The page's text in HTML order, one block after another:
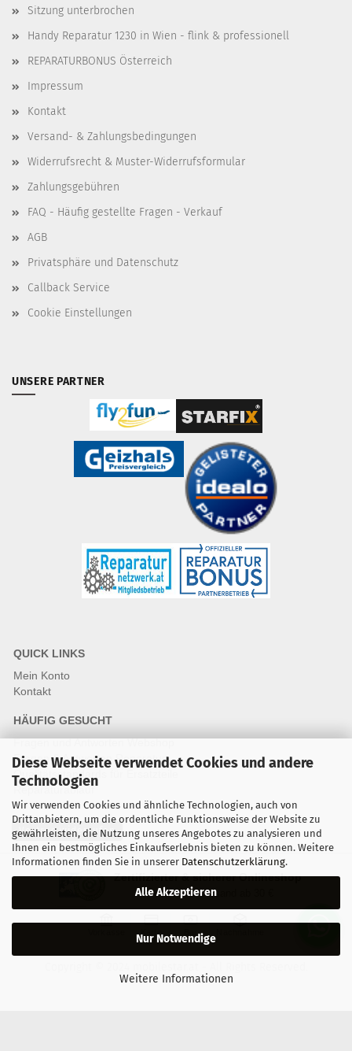
Diese Webseite verwendet Cookies und andere
Technologien
Wir verwenden Cookies und ähnliche Technologien, auch von
Drittanbietern, um die ordentliche Funktionsweise der Website zu
gewährleisten, die Nutzung unseres Angebotes zu analysieren und
Ihnen ein bestmögliches Einkaufserlebnis bieten zu können. Weitere
Informationen finden Sie in unserer Datenschutzerklärung.
Alle Akzeptieren
Nur Notwendige
Weitere Informationen
Sitzung unterbrochen
Handy Reparatur 1230 in Wien - flink & professionell
REPARATURBONUS Österreich
Impressum
Kontakt
Versand- & Zahlungsbedingungen
Widerrufsrecht & Muster-Widerrufsformular
Zahlungsgebühren
FAQ - Häufig gestellte Fragen - Verkauf
AGB
Privatsphäre und Datenschutz
Callback Service
Cookie Einstellungen
UNSERE PARTNER
QUICK LINKS
Mein Konto
Kontakt
HÄUFIG GESUCHT
Fragen und Antworten Webshop
Fragen & Antworten Reparatur
Qualitätsstandards für Ersatzteile
Reparaturablauf
Vertrag widerrufen
Zertifizierter & sicherer Onlineshop
Kostenloser Versand ab 30 €